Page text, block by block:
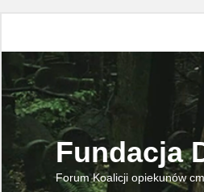
Fundacja
Forum Koalicji opiekunów